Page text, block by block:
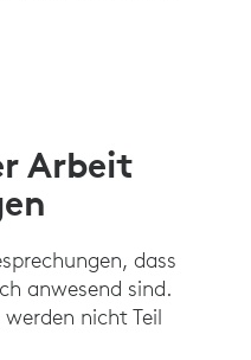
Arbeit
dass
anwesend sind.
nicht Teil